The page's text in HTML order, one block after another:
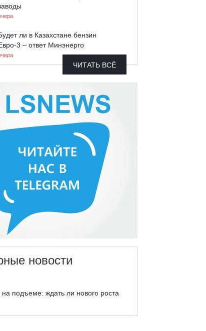
ли в Казахстане бензин
3 – ответ Минэнерго
ЧИТАТЬ ВСЁ
новости
на подъеме: ждать ли нового роста